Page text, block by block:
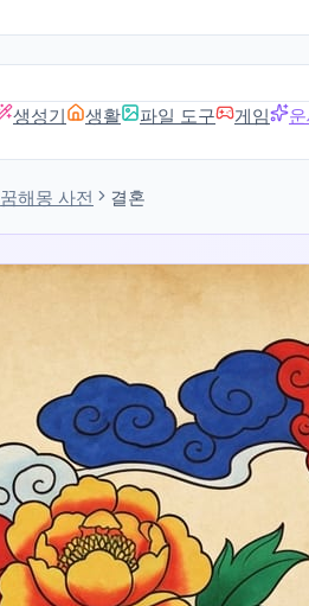
생성기 생활 파일 도구 게임 운
꿈해몽 사전 결혼